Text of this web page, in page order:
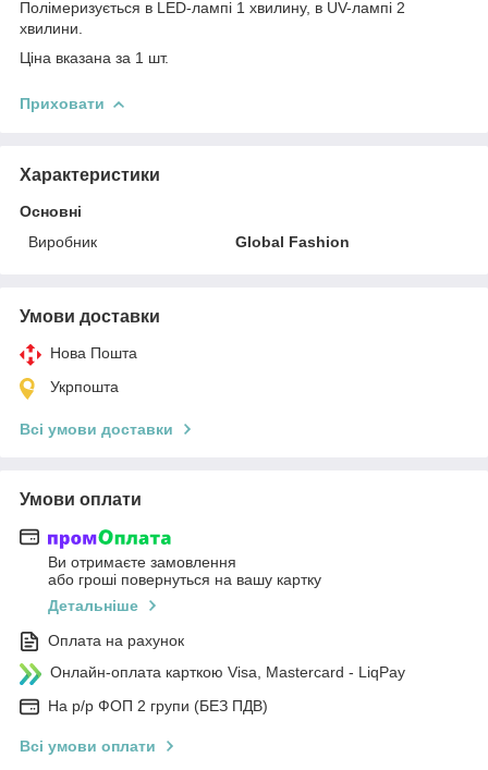
Полімеризується в LED-лампі 1 хвилину, в UV-лампі 2
хвилини.
Ціна вказана за 1 шт.
Приховати
Характеристики
Основні
Виробник
Global Fashion
Умови доставки
Нова Пошта
Укрпошта
Всі умови доставки
Умови оплати
Ви отримаєте замовлення
або гроші повернуться на вашу картку
Детальніше
Оплата на рахунок
Онлайн-оплата карткою Visa, Mastercard - LiqPay
На р/р ФОП 2 групи (БЕЗ ПДВ)
Всі умови оплати